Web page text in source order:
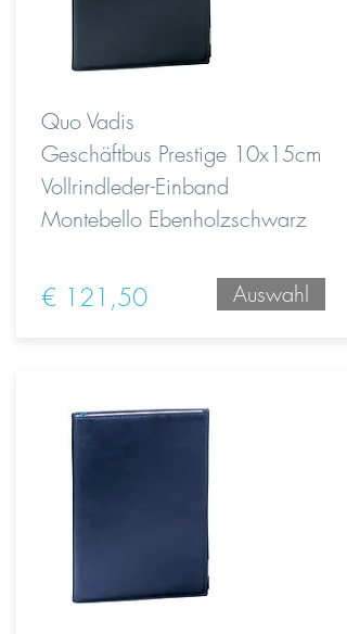
Quo Vadis
Geschäftbus Prestige 10x15cm
Vollrindleder-Einband
Montebello Ebenholzschwarz
€ 121,50 Auswahl